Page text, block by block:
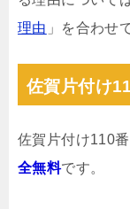
理由 」を合わせ
佐賀片付け
佐賀片付け110
全無料です。